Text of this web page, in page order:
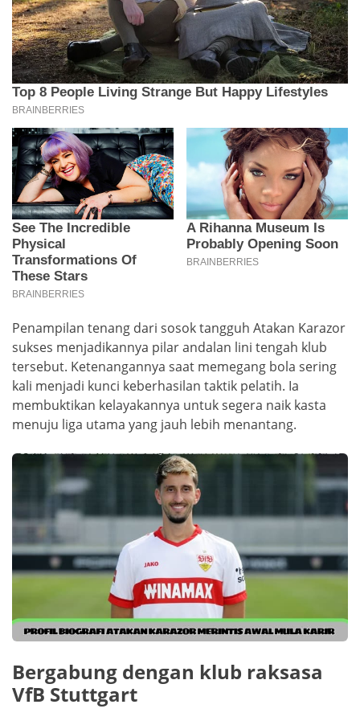
Penampilan tenang dari sosok tangguh Atakan Karazor
sukses menjadikannya pilar andalan lini tengah klub
tersebut. Ketenangannya saat memegang bola sering
kali menjadi kunci keberhasilan taktik pelatih. Ia
membuktikan kelayakannya untuk segera naik kasta
menuju liga utama yang jauh lebih menantang.
Bergabung dengan klub raksasa
VfB Stuttgart